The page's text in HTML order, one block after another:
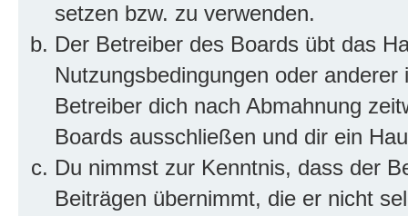
setzen bzw. zu verwenden.
Der Betreiber des Boards übt das
Nutzungsbedingungen oder
Betreiber dich nach Abmahnung
Boards ausschließen und dir ein
Du nimmst zur Kenntnis, dass der
Beiträgen übernimmt, die er nicht